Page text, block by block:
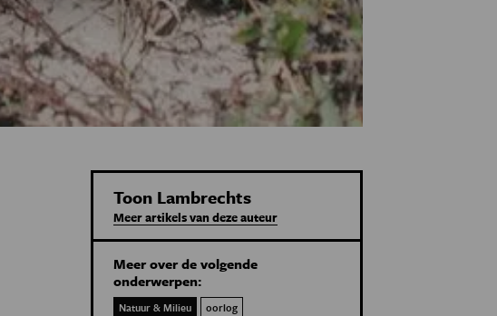
Toon Lambrechts
Meer artikels van deze auteur
Meer over de volgende
onderwerpen:
Natuur & Milieu oorlog